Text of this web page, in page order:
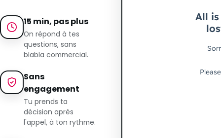
15 min, pas plus
On répond à tes
questions, sans
blabla commercial.
Sans
engagement
Tu prends ta
décision après
l'appel, à ton rythme.